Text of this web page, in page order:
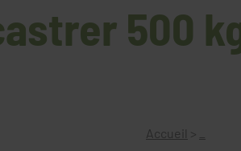
500
Accueil >